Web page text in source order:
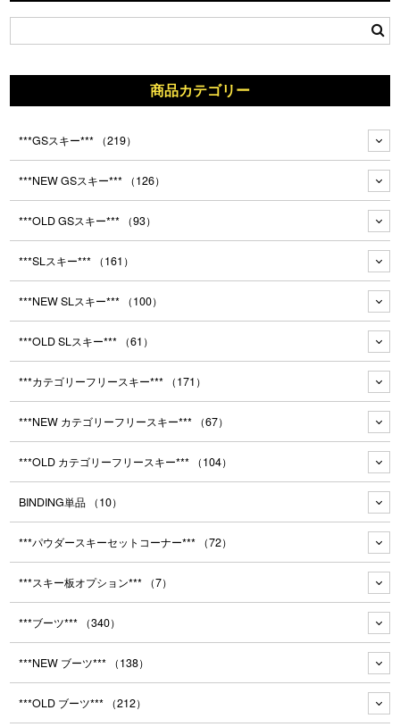
商品カテゴリー
***GSスキー*** （219）
***NEW GSスキー*** （126）
***OLD GSスキー*** （93）
***SLスキー*** （161）
***NEW SLスキー*** （100）
***OLD SLスキー*** （61）
***カテゴリーフリースキー*** （171）
***NEW カテゴリーフリースキー*** （67）
***OLD カテゴリーフリースキー*** （104）
BINDING単品 （10）
***パウダースキーセットコーナー*** （72）
***スキー板オプション*** （7）
***ブーツ*** （340）
***NEW ブーツ*** （138）
***OLD ブーツ*** （212）